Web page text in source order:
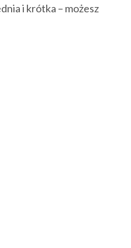
i krótka – możesz